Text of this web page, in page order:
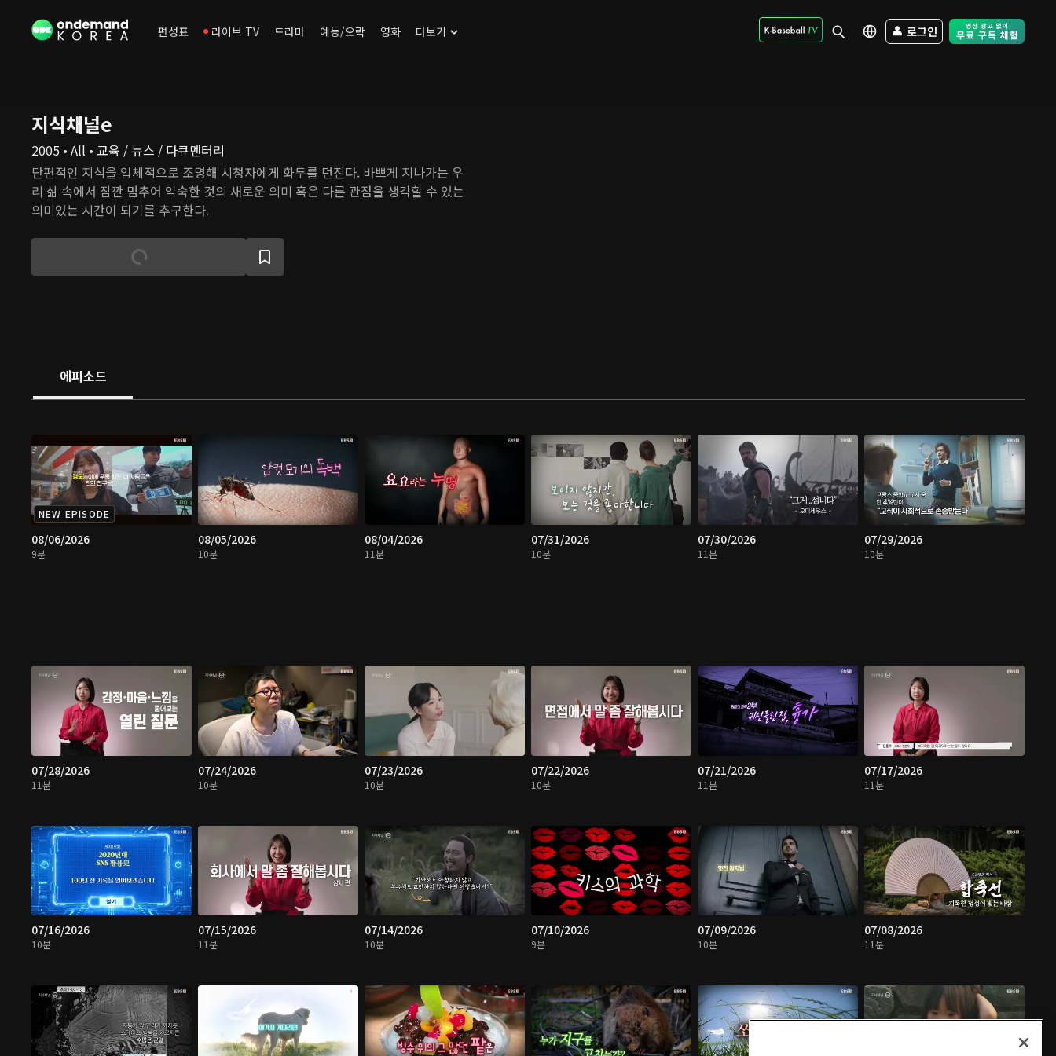
편성표 라이브 TV 드라마 예능/오락 영화 더보기 로그인 Free Trial -
지식채널e
2005 • All • 교육 / 뉴스 / 다큐멘터리
단편적인 지식을 입체적으로 조명해 시청자에게 화두를 던진다. 바쁘게 지나가는 우
리 삶 속에서 잠깐 멈추어 익숙한 것의 새로운 의미 혹은 다른 관점을 생각할 수 있는
의미있는 시간이 되기를 추구한다.
에피소드
NEW EPISODE
08/06/2026
9분
08/05/2026
10분
08/04/2026
11분
07/31/2026
10분
07/30/2026
11분
07/29/2026
10분
07/28/2026
11분
07/24/2026
10분
07/23/2026
10분
07/22/2026
10분
07/21/2026
11분
07/17/2026
11분
07/16/2026
10분
07/15/2026
11분
07/14/2026
10분
07/10/2026
9분
07/09/2026
10분
07/08/2026
11분